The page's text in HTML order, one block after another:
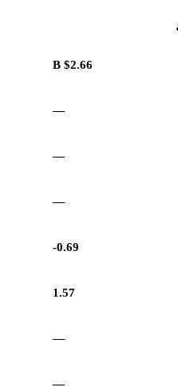
$2.66 B
—
—
—
-0.69
1.57
—
—